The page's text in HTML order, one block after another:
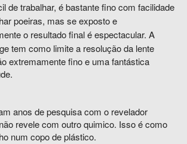
de trabalhar, ébastante fino com facilidade
poeiras, mas se exposto e
o resultado final é espectacular. A
tem como limite a resolução da lente
extremamente fino e uma fantástica
anos de pesquisa com o revelador
revele com outro quimico. Isso é como
num copo de plástico.